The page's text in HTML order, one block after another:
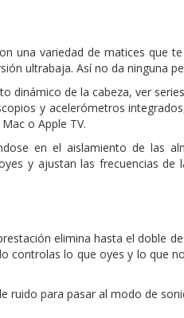
una variedad de matices que
ultrabaja. Así no da ninguna
dinámico de la cabeza, ver
y acelerómetros
o Apple TV.
en el aislamiento de las
y ajustan las frecuencias
elimina hasta el doble
controlas lo que oyes y lo que
ruido para pasar al modo de